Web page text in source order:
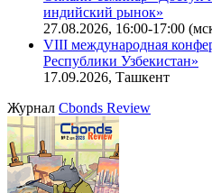
Онлайн-семинар «Новый
офисную недвижимость»
11.08.2026, 16:30-18:00
Онлайн-семинар «Доступ
индийский рынок»
VIII международная
Республики Узбекистан»
17.09.2026, Ташкент
ЖурналCbonds Review